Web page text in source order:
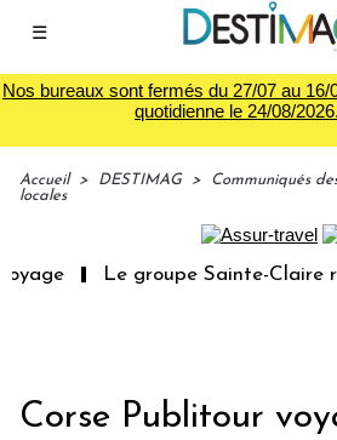
☰
Nos bureaux sont fermés du 27/07 au
quotidienne le 24/08/
Accueil > DESTIMAG >
Communiqués
locales
Le groupe Sainte-Claire
Corse Publitour